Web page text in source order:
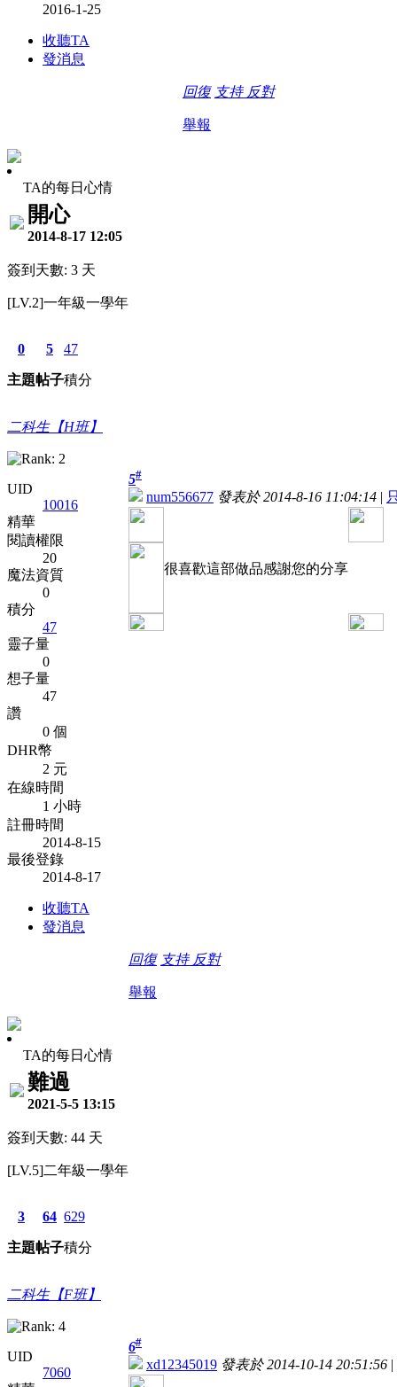
2016-1-25
收聽TA
發消息
回復 支持 反對
舉報
TA的每日心情
開心
2014-8-17 12:05
簽到天數: 3 天
[LV.2]一年級一學年
0
主題
5
帖子
47
積分
二科生【H班】
UID
10016
精華
閱讀權限
20
魔法資質
0
積分
47
靈子量
0
想子量
47
讚
0 個
DHR幣
2 元
在線時間
1 小時
註冊時間
2014-8-15
最後登錄
2014-8-17
收聽TA
發消息
5#
num556677 發表於 2014-8-16 11:04:14 |
很喜歡這部做品感謝您的分享
回復 支持 反對
舉報
TA的每日心情
難過
2021-5-5 13:15
簽到天數: 44 天
[LV.5]二年級一學年
3
主題
64
帖子
629
積分
二科生【F班】
UID
7060
6#
xd12345019 發表於 2014-10-14 20:51:56 |